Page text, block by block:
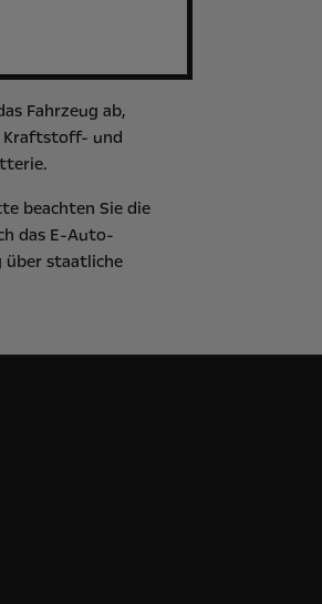
Fahrzeug ab,
Kraftstoff- und
beachten Sie die
das E-Auto-
über staatliche